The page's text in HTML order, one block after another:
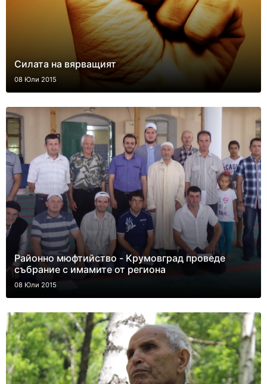
Силата на вярващият
08 Юли 2015
Районно мюфтийство - Kрумовград проведе
събрание с имамите от региона
08 Юли 2015